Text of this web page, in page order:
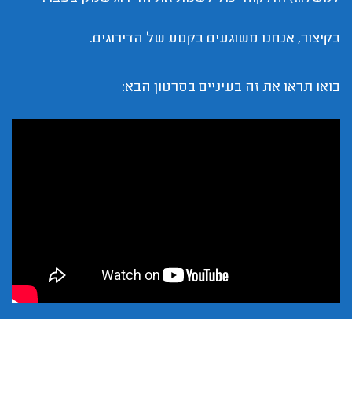
בקיצור, אנחנו משוגעים בקטע של הדירוגים.
בואו תראו את זה בעיניים בסרטון הבא: